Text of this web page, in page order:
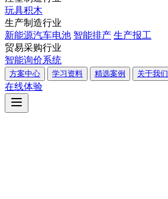
玩具积木
生产制造行业
新能源汽车电池 智能排产 生产报工
贸易采购行业
智能询价系统
方案中心 学习资料 精选案例 关于我们
在线体验